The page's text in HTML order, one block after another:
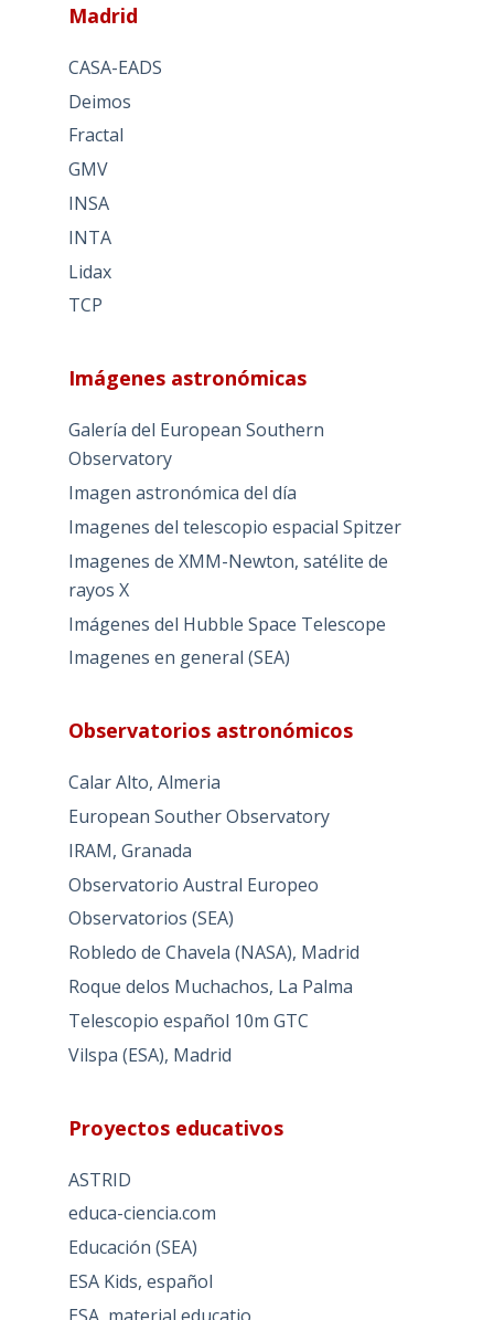
Madrid
CASA-EADS
Deimos
Fractal
GMV
INSA
INTA
Lidax
TCP
Imágenes astronómicas
Galería del European Southern
Observatory
Imagen astronómica del día
Imagenes del telescopio espacial Spitzer
Imagenes de XMM-Newton, satélite de
rayos X
Imágenes del Hubble Space Telescope
Imagenes en general (SEA)
Observatorios astronómicos
Calar Alto, Almeria
European Souther Observatory
IRAM, Granada
Observatorio Austral Europeo
Observatorios (SEA)
Robledo de Chavela (NASA), Madrid
Roque delos Muchachos, La Palma
Telescopio español 10m GTC
Vilspa (ESA), Madrid
Proyectos educativos
ASTRID
educa-ciencia.com
Educación (SEA)
ESA Kids, español